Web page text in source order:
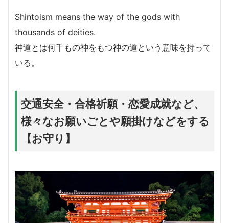
Shintoism means the way of the gods with
thousands of deities.
神道とは何千もの神をもつ神の道という意味を持って
いる。
交通安全・合格祈願・恋愛成就など、
様々なお願いごとや願掛けなどをする
【お守り】